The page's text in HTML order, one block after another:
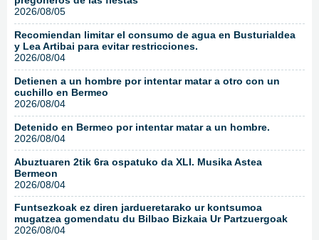
2026/08/05
Recomiendan limitar el consumo de agua en Busturialdea
y Lea Artibai para evitar restricciones.
2026/08/04
Detienen a un hombre por intentar matar a otro con un
cuchillo en Bermeo
2026/08/04
Detenido en Bermeo por intentar matar a un hombre.
2026/08/04
Abuztuaren 2tik 6ra ospatuko da XLI. Musika Astea
Bermeon
2026/08/04
Funtsezkoak ez diren jardueretarako ur kontsumoa
mugatzea gomendatu du Bilbao Bizkaia Ur Partzuergoak
2026/08/04